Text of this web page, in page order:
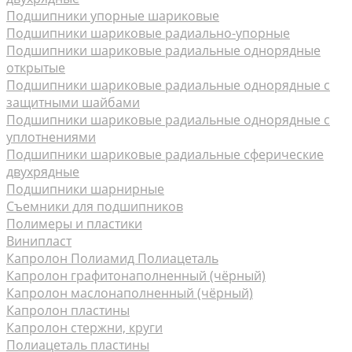
Подшипники упорные шариковые
Подшипники шариковые радиально-упорные
Подшипники шариковые радиальные однорядные
открытые
Подшипники шариковые радиальные однорядные с
защитными шайбами
Подшипники шариковые радиальные однорядные с
уплотнениями
Подшипники шариковые радиальные сферические
двухрядные
Подшипники шарнирные
Съемники для подшипников
Полимеры и пластики
Винипласт
Капролон Полиамид Полиацеталь
Капролон графитонаполненный (чёрный)
Капролон маслонаполненный (чёрный)
Капролон пластины
Капролон стержни, круги
Полиацеталь пластины